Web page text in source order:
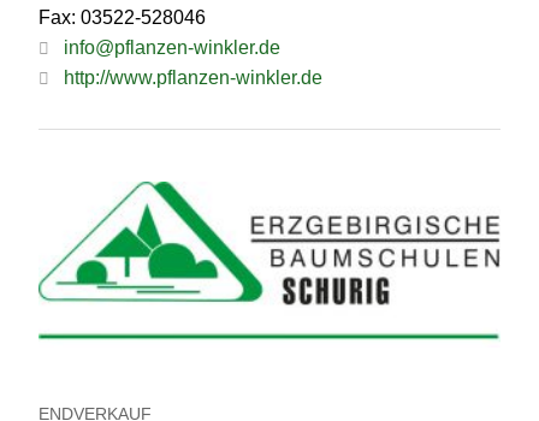
Fax: 03522-528046
info@pflanzen-winkler.de
http://www.pflanzen-winkler.de
ENDVERKAUF